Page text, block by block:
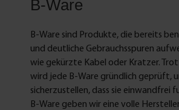
B-Ware
B-Ware sind Produkte, die bereits
und deutliche Gebrauchsspuren
wie gekürzte Kabel oder Kratzer.
wird jede B-Ware gründlich geprüft,
sicherzustellen, dass sie einwandfrei
B-Ware geben wir eine volle